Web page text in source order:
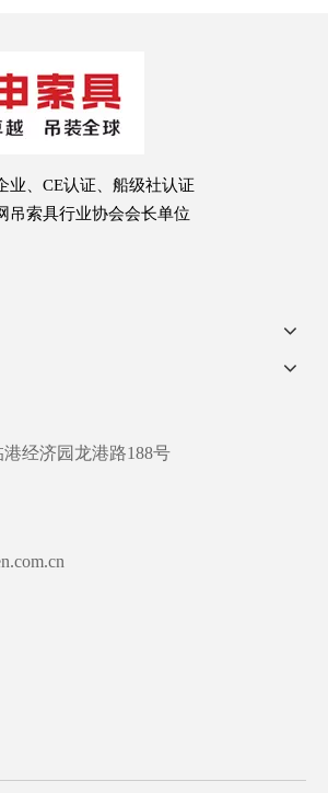
业、CE认证、船级社认证
吊索具行业协会会长单位
经济园龙港路188号